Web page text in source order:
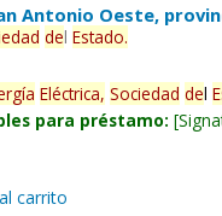
Antonio Oeste,
delEstado.
Eléctrica, Sociedad del
para préstamo:
carrito